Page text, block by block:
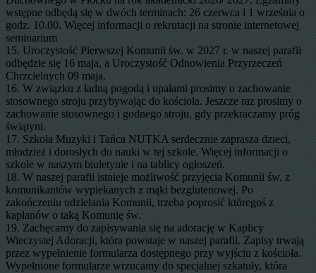
wstępne odbędą się w dwóch terminach: 26 czerwca i 1 września o
godz. 10.00. Więcej informacji o rekrutacji na stronie internetowej
seminarium
15. Uroczystość Pierwszej Komunii św. w 2027 r. w naszej parafii
odbędzie się 16 maja, a Uroczystość Odnowienia Przyrzeczeń
Chrzcielnych 09 maja.
16. W związku z ładną pogodą i upałami prosimy o zachowanie
stosownego stroju przybywając do kościoła. Jeszcze raz prosimy o
zachowanie stosownego i godnego stroju, gdy przekraczamy próg
świątyni.
17. Szkoła Muzyki i Tańca NUTKA serdecznie zaprasza dzieci,
młodzież i dorosłych do nauki w tej szkole. Więcej informacji o
szkole w naszym biuletynie i na tablicy ogłoszeń.
18. W naszej parafii istnieje możliwość przyjęcia Komunii św. z
komunikantów wypiekanych z mąki bezglutenowej. Po
zakończeniu udzielania Komunii, trzeba poprosić któregoś z
kapłanów o taką Komunię św.
19. Zachęcamy do zapisywania się na adorację w Kaplicy
Wieczystej Adoracji, która powstaje w naszej parafii. Zapisy trwają
przez wypełnienie formularza dostępnego przy wyjściu z kościoła.
Wypełnione formularze wrzucamy do specjalnej szkatuły, która